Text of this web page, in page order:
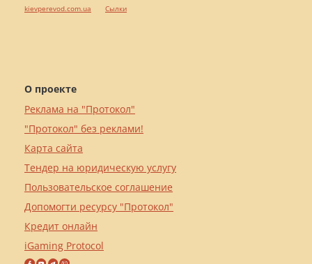
О проекте
Реклама на "Протокол"
"Протокол" без реклами!
Карта сайта
Тендер на юридическую услугу
Пользовательское соглашение
Допомогти ресурсу "Протокол"
Кредит онлайн
iGaming Protocol
kievperevod.com.ua
Cылки